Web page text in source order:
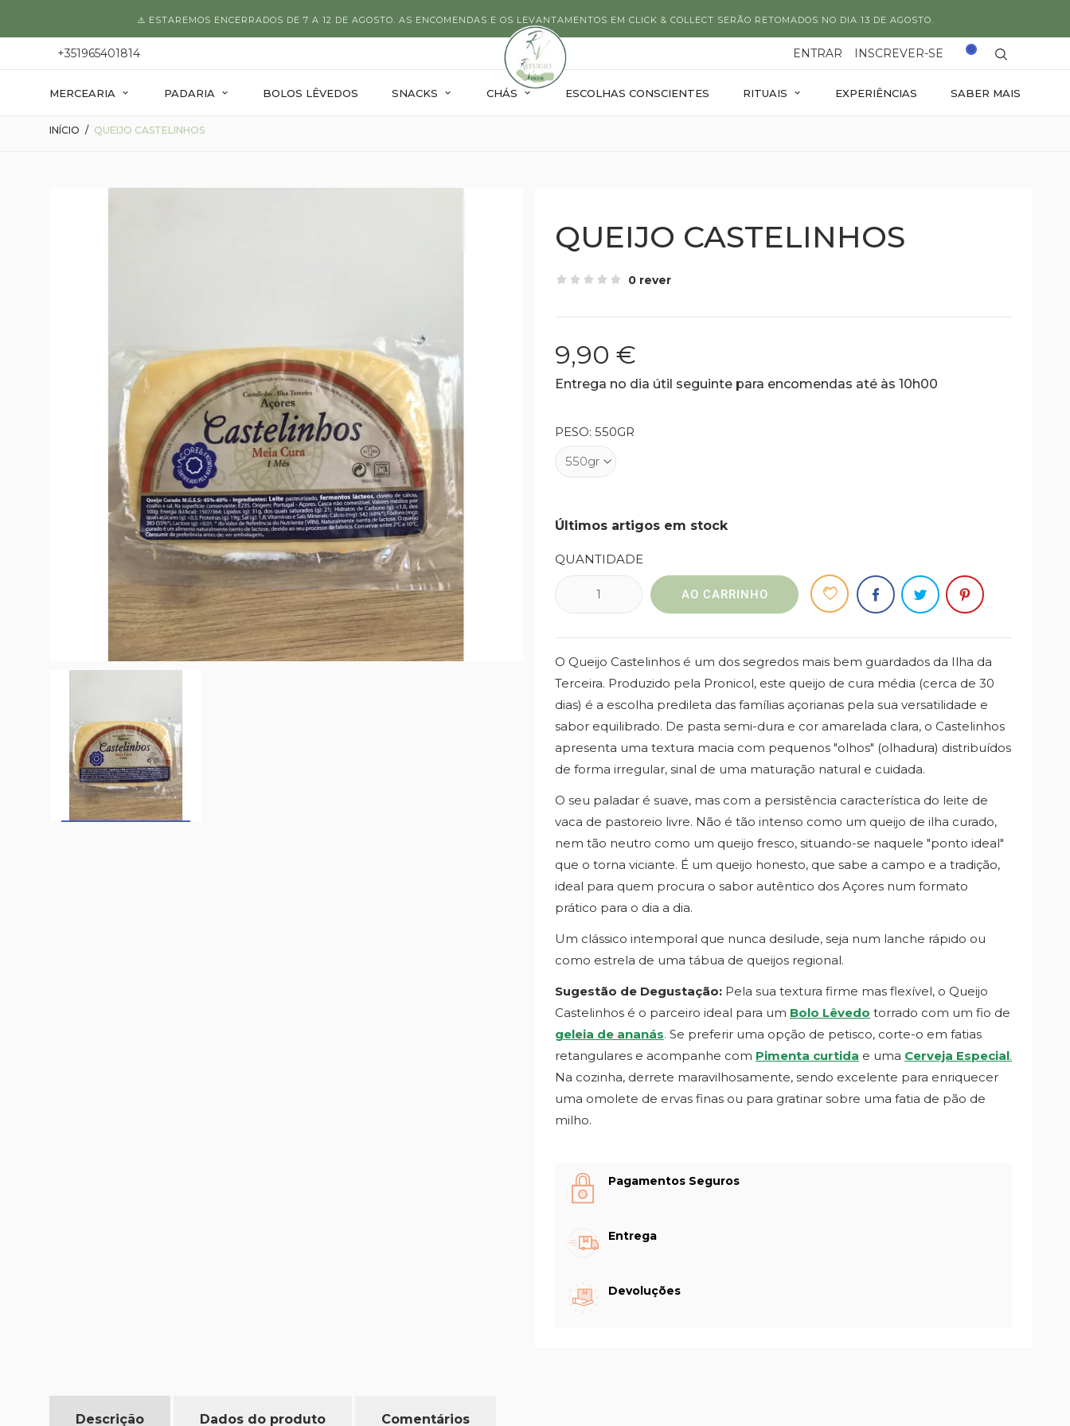
⚠️ ESTAREMOS ENCERRADOS DE 7 A 12 DE AGOSTO. AS ENCOMENDAS E OS LEVANTAMENTOS EM CLICK & COLLECT SERÃO RETOMADOS NO DIA 13 DE AGOSTO.
+351965401814 ENTRAR INSCREVER-SE 0
MERCEARIA PADARIA BOLOS LÊVEDOS SNACKS CHÁS ESCOLHAS CONSCIENTES RITUAIS EXPERIÊNCIAS SABER MAIS
INÍCIO QUEIJO CASTELINHOS
QUEIJO CASTELINHOS
0 rever
9,90 €
Entrega no dia útil seguinte para encomendas até às 10h00
PESO: 550GR
Últimos artigos em stock
QUANTIDADE
AO CARRINHO
O Queijo Castelinhos é um dos segredos mais bem guardados da Ilha da
Terceira. Produzido pela Pronicol, este queijo de cura média (cerca de 30
dias) é a escolha predileta das famílias açorianas pela sua versatilidade e
sabor equilibrado. De pasta semi-dura e cor amarelada clara, o Castelinhos
apresenta uma textura macia com pequenos "olhos" (olhadura) distribuídos
de forma irregular, sinal de uma maturação natural e cuidada.
O seu paladar é suave, mas com a persistência característica do leite de
vaca de pastoreio livre. Não é tão intenso como um queijo de ilha curado,
nem tão neutro como um queijo fresco, situando-se naquele "ponto ideal"
que o torna viciante. É um queijo honesto, que sabe a campo e a tradição,
ideal para quem procura o sabor autêntico dos Açores num formato
prático para o dia a dia.
Um clássico intemporal que nunca desilude, seja num lanche rápido ou
como estrela de uma tábua de queijos regional.
Sugestão de Degustação: Pela sua textura firme mas flexível, o Queijo
Castelinhos é o parceiro ideal para um Bolo Lêvedo torrado com um fio de
geleia de ananás. Se preferir uma opção de petisco, corte-o em fatias
retangulares e acompanhe com Pimenta curtida e uma Cerveja Especial.
Na cozinha, derrete maravilhosamente, sendo excelente para enriquecer
uma omolete de ervas finas ou para gratinar sobre uma fatia de pão de
milho.
Pagamentos Seguros
Entrega
Devoluções
Descrição Dados do produto Comentários